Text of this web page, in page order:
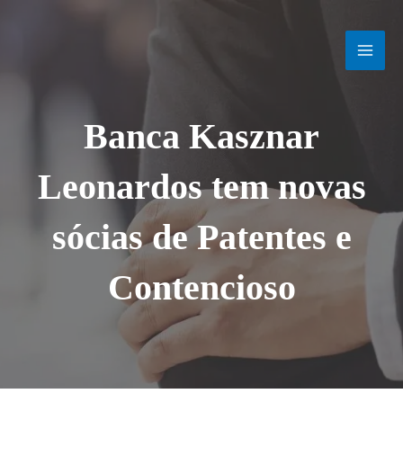
Banca Kasznar
Leonardos tem novas
sócias de Patentes e
Contencioso